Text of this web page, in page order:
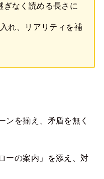
ぎなく読める長さに
れ、リアリティを補
ンを揃え、矛盾を無く
ーの案内」を添え、対